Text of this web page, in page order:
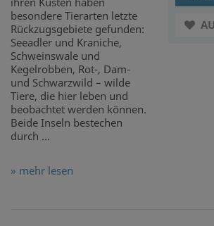
besondere Tierarten letzte
Rückzugsgebiete gefunden:
Seeadler und Kraniche,
Schweinswale und
Kegelrobben, Rot-, Dam-
und Schwarzwild – wilde
Tiere, die hier leben und
beobachtet werden können.
Beide Inseln bestechen
durch ...
» mehr lesen